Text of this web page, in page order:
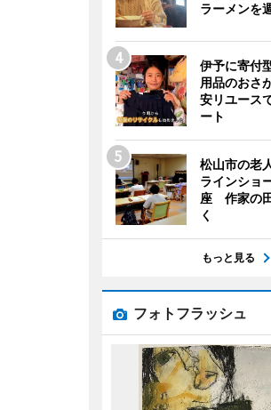
ラーメンを
伊予に寄付
用品のおさ
安リユース
ート
松山市の老
ラインショ
座 作家の
く
もっと見る
フォトフラッシュ